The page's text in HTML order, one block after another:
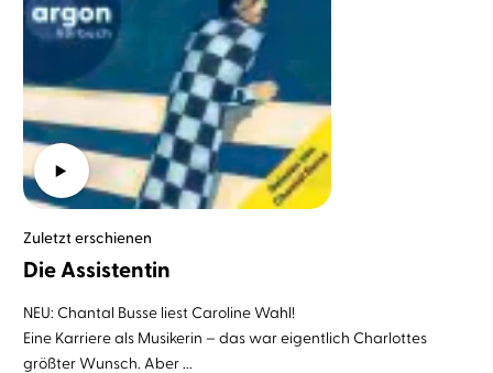
Zuletzt erschienen
Die Assistentin
NEU: Chantal Busse liest Caroline Wahl!
Eine Karriere als Musikerin – das war eigentlich Charlottes
größter Wunsch. Aber ...